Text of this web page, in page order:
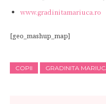
www.gradinitamariuca.ro
[geo_mashup_map]
COPII GRADINITA